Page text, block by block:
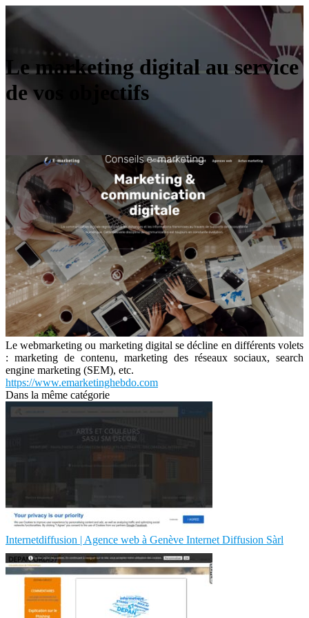
Le marketing digital au service
de vos objectifs
Le webmarketing ou marketing digital se décline en différents volets
: marketing de contenu, marketing des réseaux sociaux, search
engine marketing (SEM), etc.
https://www.emarketinghebdo.com
Dans la même catégorie
In­ternet­diffu­sion | Agence web à Genève Internet Diffusion Sàrl